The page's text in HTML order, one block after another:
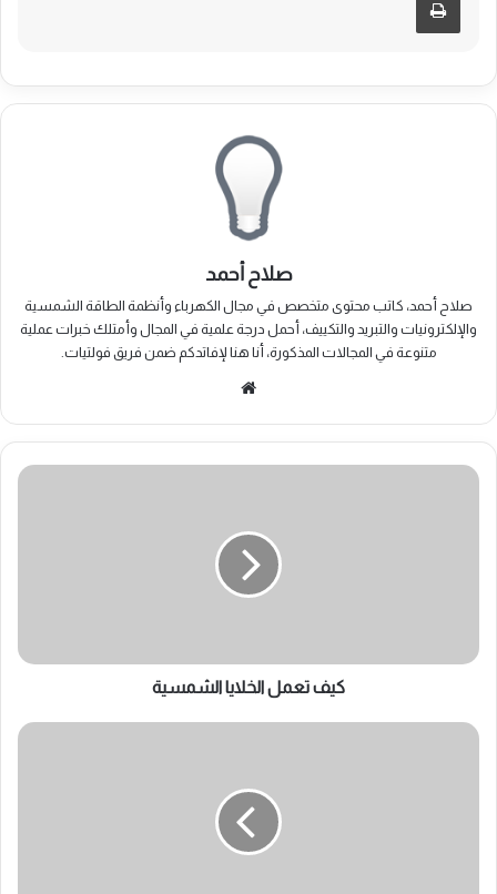
صلاح أحمد
صلاح أحمد، كاتب محتوى متخصص في مجال الكهرباء وأنظمة الطاقة الشمسية
والإلكترونيات والتبريد والتكييف، أحمل درجة علمية في المجال وأمتلك خبرات عملية
متنوعة في المجالات المذكورة، أنا هنا لإفاتدكم ضمن فريق فولتيات.
كيف
كيف تعمل الخلايا الشمسية
ما